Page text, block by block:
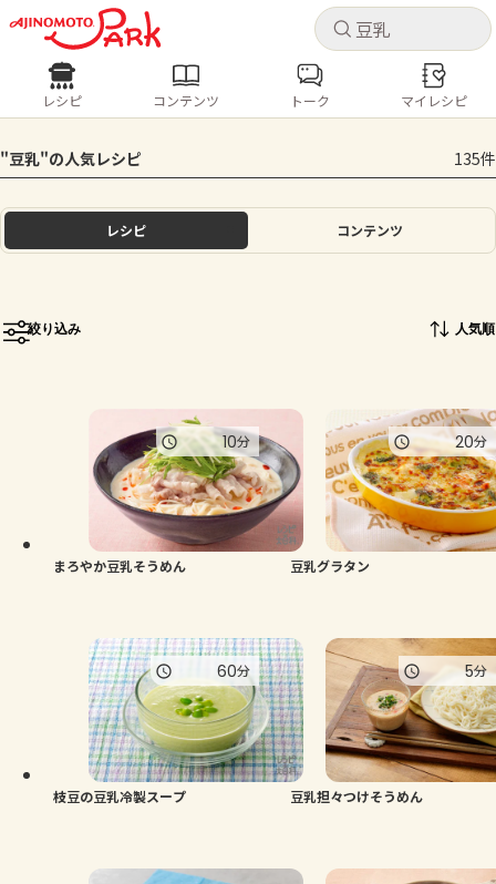
キャ
ログインするとレシピを保存できます
ログイン
ホーム
トーク
よくあるお問い合わせ
お買い物
キャ
レシピ コンテンツ
人気の食材・レシピ
きゅうり なす トマト とうもろこし
ピーマン
レシピ コンテンツ トーク マイレシピ
"豆乳"の人気レシピ 135件
レシピ コンテンツ
絞り込み 人気順
まろやか豆乳そうめん
10分
豆乳グラタン
20分
枝豆の豆乳冷製スープ
60分
豆乳担々つけそうめん
5分